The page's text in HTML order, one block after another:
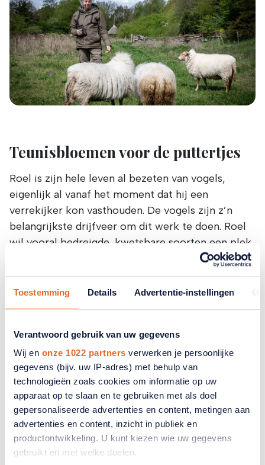
Toestemming Details Advertentie-instellingen
Verantwoord gebruik van uw gegevens
Wij en onze 1022 partners verwerken je persoonlijke
gegevens (bijv. uw IP-adres) met behulp van
technologieën zoals cookies om informatie op uw
apparaat op te slaan en te gebruiken met als doel
gepersonaliseerde advertenties en content, metingen aan
advertenties en content, inzicht in publiek en
productontwikkeling. U kunt kiezen wie uw gegevens
gebruikt en met welke doelen.
Teunisbloemen voor de puttertjes
Roel is zijn hele leven al bezeten van vogels,
eigenlijk al vanaf het moment dat hij een
verrekijker kon vasthouden. De vogels zijn z’n
belangrijkste drijfveer om dit werk te doen. Roel
wil vooral bedreigde, kwetsbare soorten een plek
bieden. “Dat ik de natuur op deze manier kan
helpen, geeft me een geweldig gevoel. Ik krijg
gewoon kippenvel als ik dit vertel.” In een
elektrisch karretje neemt hij me mee over zijn
pad door de bloemenweide. Het staat vol met
uitgebloeide teunis bloemen: hij laat ze de hele
winter staan zodat putters en barmsijsjes kunnen
snoepen van de zaaddozen. Achteraan het veldje
staan drie Kempische heideschapen te grazen. Als
we teruglopen naar het karretje hoort Roel het
geluid van de geel gorzen. “Hoor je dat? ‘Tji.’ Een
nat roepje.” Met de verrekijker zien we bovenin